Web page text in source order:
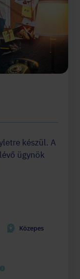
készül. A
ügynök
Közepes